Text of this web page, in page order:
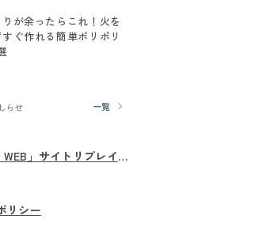
が余ったらこれ！火を
ぐ作れる簡単ポリポリ
らせ 一覧
WEB」サイトリプレイ
リシー